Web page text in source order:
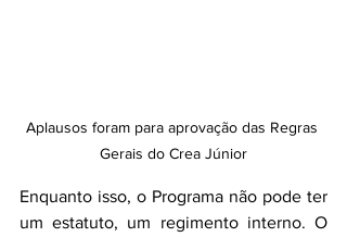
Aplausos foram para aprovação das Regras
Gerais do Crea Júnior
Enquanto isso, o Programa não pode ter
um estatuto, um regimento interno. O